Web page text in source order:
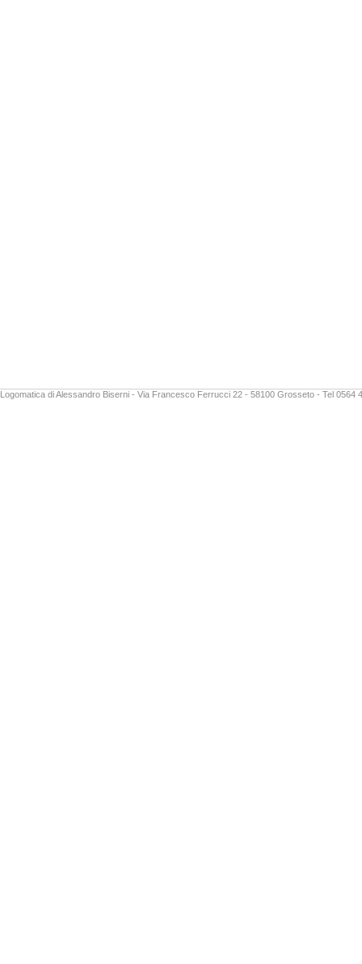
Logomatica di Alessandro Biserni - Via Francesco Ferrucci 22 - 58100 Grosseto - Tel 0564